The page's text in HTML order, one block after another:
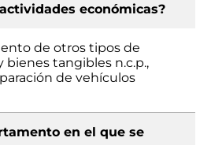
económicas?
de otros tipos de
tangibles n.c.p.,
de vehículos
en el que se